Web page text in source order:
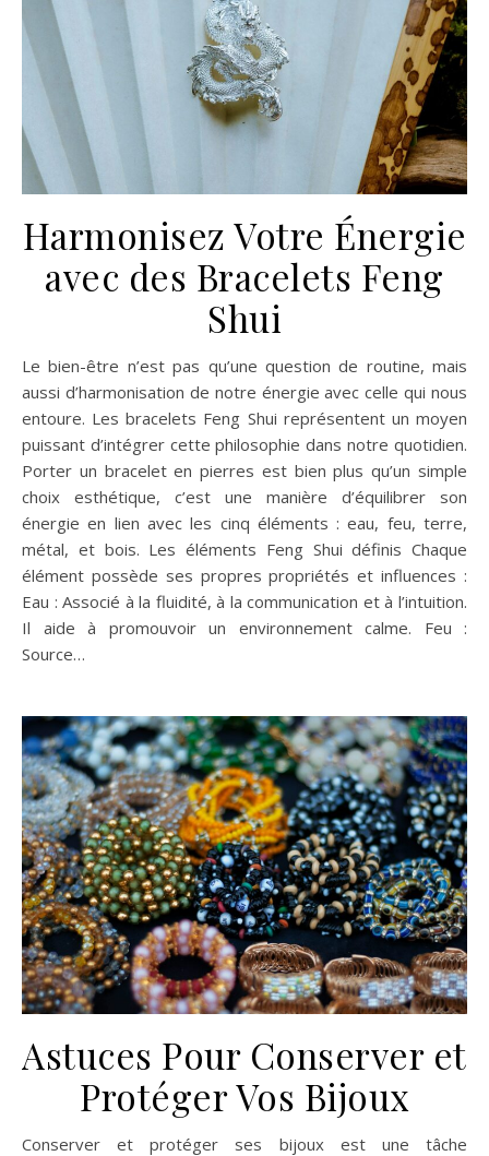
Harmonisez Votre Énergie
avec des Bracelets Feng
Shui
Le bien-être n’est pas qu’une question de routine, mais
aussi d’harmonisation de notre énergie avec celle qui nous
entoure. Les bracelets Feng Shui représentent un moyen
puissant d’intégrer cette philosophie dans notre quotidien.
Porter un bracelet en pierres est bien plus qu’un simple
choix esthétique, c’est une manière d’équilibrer son
énergie en lien avec les cinq éléments : eau, feu, terre,
métal, et bois. Les éléments Feng Shui définis Chaque
élément possède ses propres propriétés et influences :
Eau : Associé à la fluidité, à la communication et à l’intuition.
Il aide à promouvoir un environnement calme. Feu :
Source…
Astuces Pour Conserver et
Protéger Vos Bijoux
Conserver et protéger ses bijoux est une tâche